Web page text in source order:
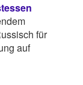
für
auf